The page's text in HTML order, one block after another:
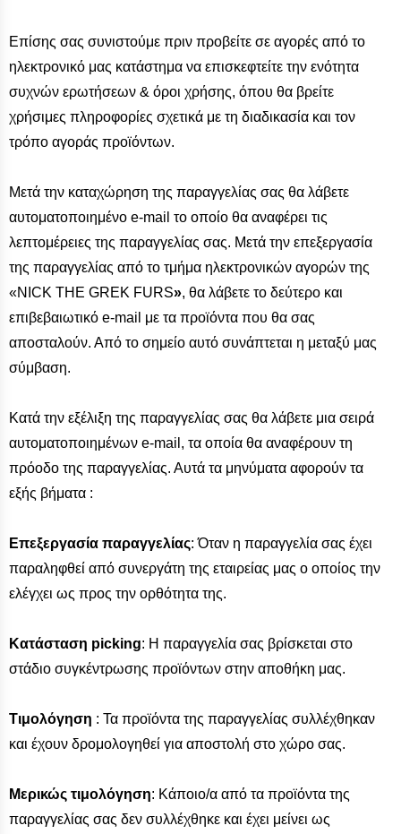
Επίσης σας συνιστούμε πριν προβείτε σε αγορές από το
ηλεκτρονικό μας κατάστημα να επισκεφτείτε την ενότητα
συχνών ερωτήσεων & όροι χρήσης, όπου θα βρείτε
χρήσιμες πληροφορίες σχετικά με τη διαδικασία και τον
τρόπο αγοράς προϊόντων.
Μετά την καταχώρηση της παραγγελίας σας θα λάβετε
αυτοματοποιημένο e-mail το οποίο θα αναφέρει τις
λεπτομέρειες της παραγγελίας σας. Μετά την επεξεργασία
της παραγγελίας από το τμήμα ηλεκτρονικών αγορών της
«NICK THE GREK FURS», θα λάβετε το δεύτερο και
επιβεβαιωτικό e-mail με τα προϊόντα που θα σας
αποσταλούν. Από το σημείο αυτό συνάπτεται η μεταξύ μας
σύμβαση.
Κατά την εξέλιξη της παραγγελίας σας θα λάβετε μια σειρά
αυτοματοποιημένων e-mail, τα οποία θα αναφέρουν τη
πρόοδο της παραγγελίας. Αυτά τα μηνύματα αφορούν τα
εξής βήματα :
Επεξεργασία παραγγελίας: Όταν η παραγγελία σας έχει
παραληφθεί από συνεργάτη της εταιρείας μας ο οποίος την
ελέγχει ως προς την ορθότητα της.
Κατάσταση picking: Η παραγγελία σας βρίσκεται στο
στάδιο συγκέντρωσης προϊόντων στην αποθήκη μας.
Τιμολόγηση : Τα προϊόντα της παραγγελίας συλλέχθηκαν
και έχουν δρομολογηθεί για αποστολή στο χώρο σας.
Μερικώς τιμολόγηση: Κάποιο/α από τα προϊόντα της
παραγγελίας σας δεν συλλέχθηκε και έχει μείνει ως